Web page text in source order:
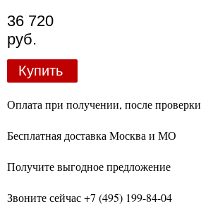
36 720
руб.
Купить
Оплата при получении, после проверки
Бесплатная доставка Москва и МО
Получите выгодное предложение
Звоните сейчас +7 (495) 199-84-04